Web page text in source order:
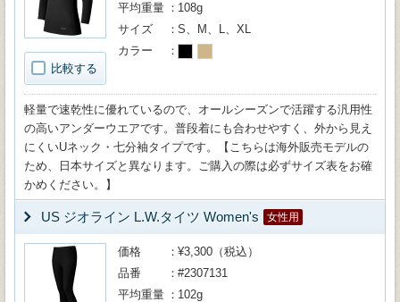
比較する
平均重量
108g
サイズ
S、M、L、XL
カラー
軽量で速乾性に優れているので、オールシーズンで活躍する汎用性
の高いアンダーウエアです。普段着にも合わせやすく、外から見え
にくいUネック・七分袖タイプです。【こちらは海外販売モデルの
ため、日本サイズと異なります。ご購入の際は必ずサイズ表をお確
かめください。】
US ジオライン L.W.タイツ Women's 女性用
価格
¥3,300（税込）
品番
#2307131
平均重量
102g